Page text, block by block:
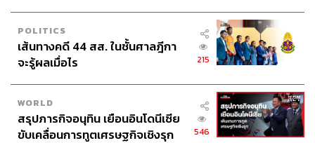
ดิการแห่งรัฐ.mof.go.th
หน่วยรับลงทะเบียน 5 แห่ง: ธนาคารกรุงไทยฯ (KTB)
ธนาคารเพื่อการเกษตรและสหกรณ์การเกษตร (BAAC)
(GHB) ธนาคารอิสลามแห่งประเทศไทย (ibank)
โดยจะต้องไปแก้ไขข้อมูลที่ไม่ผ่านเกณฑ์คุณสมบัติที่หน่วย
POLITICS
เส้นทางคดี 44 สส. ในชั้นศาลฎีกา
จะรู้ผลเมื่อไร
215
WORLD
สรุปภารกิจอนุทิน เยือนอินโดนีเซีย
ขับเคลื่อนการทูตเศรษฐกิจเชิงรุก
546